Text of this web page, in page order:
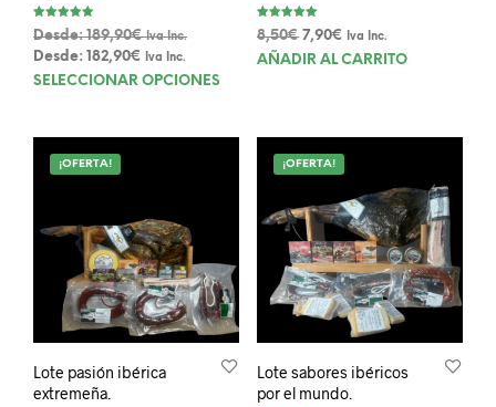
Valorado con
5.00
de 5
Desde:189,90€ Iva Inc.
Desde: 182,90€ Iva Inc.
SELECCIONAR OPCIONES
variantes.
opciones
pueden
elegir
la
Valorado con
5.00
de 5
8,50€ El
precio
7,90€El
precio
Iva Inc.
AÑADIR AL CARRITO
¡OFERTA!
Lote pasión ibérica
extremeña.
¡OFERTA!
Lote sabores ibéricos
por el mundo.